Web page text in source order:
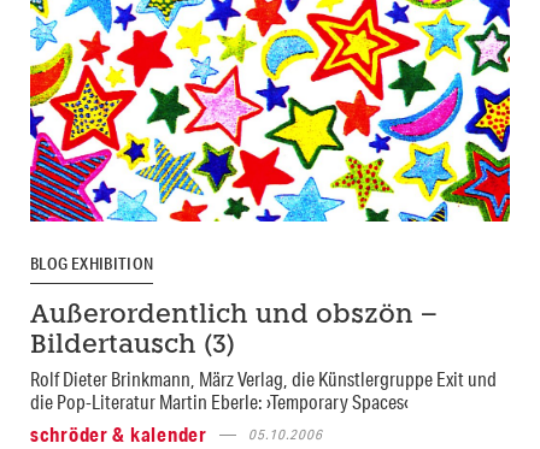
BLOG EXHIBITION
Außerordentlich und obszön –
Bildertausch (3)
Rolf Dieter Brinkmann, März Verlag, die Künstlergruppe Exit und
die Pop-Literatur Martin Eberle: ›Temporary Spaces‹
schröder & kalender
05.10.2006